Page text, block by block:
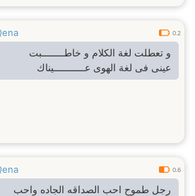
0.2
و تعطلت لغة الكلام و خاطــــــــبت
عينى فى لغة الهوى عـــــــــــيناك
0.6
رجل طموح احب الصداقه الجاده واحب